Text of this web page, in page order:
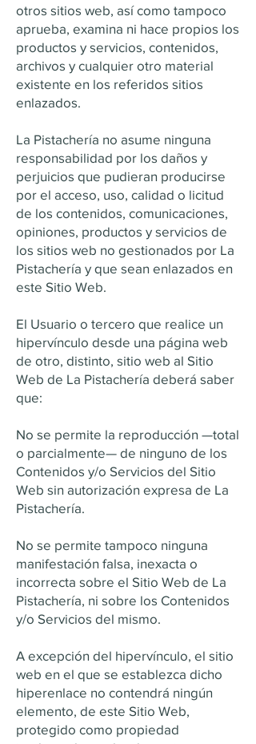
otros sitios web, así como tampoco
aprueba, examina ni hace propios los
productos y servicios, contenidos,
archivos y cualquier otro material
existente en los referidos sitios
enlazados.
La Pistachería no asume ninguna
responsabilidad por los daños y
perjuicios que pudieran producirse
por el acceso, uso, calidad o licitud
de los contenidos, comunicaciones,
opiniones, productos y servicios de
los sitios web no gestionados por La
Pistachería y que sean enlazados en
este Sitio Web.
El Usuario o tercero que realice un
hipervínculo desde una página web
de otro, distinto, sitio web al Sitio
Web de La Pistachería deberá saber
que:
No se permite la reproducción —total
o parcialmente— de ninguno de los
Contenidos y/o Servicios del Sitio
Web sin autorización expresa de La
Pistachería.
No se permite tampoco ninguna
manifestación falsa, inexacta o
incorrecta sobre el Sitio Web de La
Pistachería, ni sobre los Contenidos
y/o Servicios del mismo.
A excepción del hipervínculo, el sitio
web en el que se establezca dicho
hiperenlace no contendrá ningún
elemento, de este Sitio Web,
protegido como propiedad